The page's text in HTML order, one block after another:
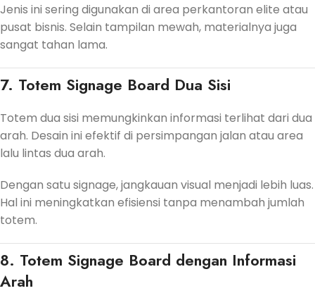
Jenis ini sering digunakan di area perkantoran elite atau
pusat bisnis. Selain tampilan mewah, materialnya juga
sangat tahan lama.
7. Totem Signage Board Dua Sisi
Totem dua sisi memungkinkan informasi terlihat dari dua
arah. Desain ini efektif di persimpangan jalan atau area
lalu lintas dua arah.
Dengan satu signage, jangkauan visual menjadi lebih luas.
Hal ini meningkatkan efisiensi tanpa menambah jumlah
totem.
8. Totem Signage Board dengan Informasi
Arah